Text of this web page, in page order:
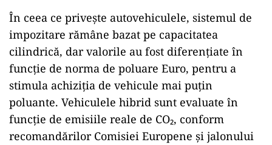
În ceea ce privește autovehiculele, sistemul de
impozitare rămâne bazat pe capacitatea
cilindrică, dar valorile au fost diferențiate în
funcție de norma de poluare Euro, pentru a
stimula achiziția de vehicule mai puțin
poluante. Vehiculele hibrid sunt evaluate în
funcție de emisiile reale de CO₂, conform
recomandărilor Comisiei Europene și jalonului